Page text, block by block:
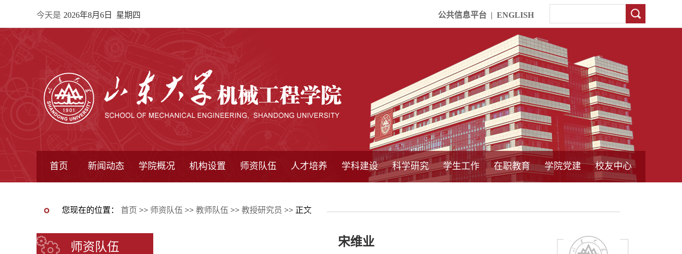
今天是 2026年8月6日 星期四 公共信息平台 | ENGLISH
首页 新闻动态 学院概况 机构设置 师资队伍 人才培养
坛
学科建设 科学研究 学生工作 在职教育 学院党建 校友中心
您现在的位置： 首页 >> 师资队伍 >> 教师队伍 >> 教授研究员 >> 正文
师资队伍 宋维业